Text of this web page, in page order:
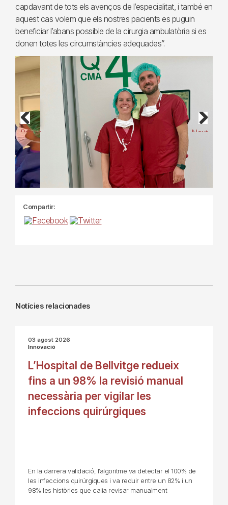
capdavant de tots els avenços de l’especialitat, i també en
aquest cas volem que els nostres pacients es puguin
beneficiar l’abans possible de la cirurgia ambulatòria si es
donen totes les circumstàncies adequades”.
Previous Next
Compartir:
Notícies relacionades
03 agost 2026
Innovació
L’Hospital de Bellvitge redueix
fins a un 98% la revisió manual
necessària per vigilar les
infeccions quirúrgiques
En la darrera validació, l’algoritme va detectar el 100% de
les infeccions quirúrgiques i va reduir entre un 82% i un
98% les històries que calia revisar manualment